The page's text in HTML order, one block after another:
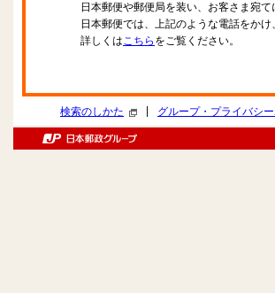
日本郵便や郵便局を装い、お客さま宛
日本郵便では、上記のような電話をか
詳しくはこちら をご覧ください。
検索のしかた グループ・プライバシ